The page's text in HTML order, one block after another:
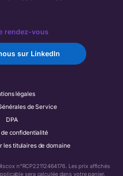
rendez-vous
sur LinkedIn
légales
de Service
DPA
confidentialité
les titulaires de domaine
n°RCP22112464176. Les prix affichés
sera calculée dans votre panier.